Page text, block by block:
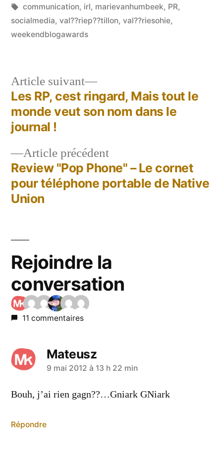
dans
Étiquettes :
communication, irl, marievanhumbeek, PR,
socialmedia, val??riep??tillon, val??riesohie,
weekendblogawards
Navigation
de
l’article
Article précédentArticle
précédent :
Review "Pop Phone" – Le cornet
pour téléphone portable de Native
Union
Article suivant
Article
suivant :
Les RP, cest ringard, Mais tout le
monde veut son nom dans le
journal !
Rejoindre la
conversation
11 commentaires
Mateusz
a
dit :
9 mai 2012 à 13 h 22 min
Bouh, j’ai rien gagn??…Gniark GNiark
Répondre